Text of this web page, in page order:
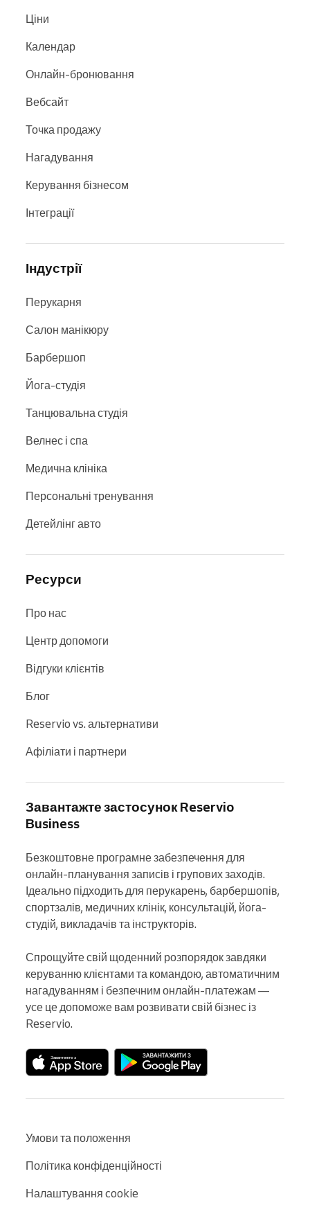
Ціни
Календар
Онлайн-бронювання
Вебсайт
Точка продажу
Нагадування
Керування бізнесом
Інтеграції
Індустрії
Перукарня
Салон манікюру
Барбершоп
Йога-студія
Танцювальна студія
Велнес і спа
Медична клініка
Персональні тренування
Детейлінг авто
Ресурси
Про нас
Центр допомоги
Відгуки клієнтів
Блог
Reservio vs. альтернативи
Афіліати і партнери
Завантажте застосунок Reservio
Business
Безкоштовне програмне забезпечення для
онлайн-планування записів і групових заходів.
Ідеально підходить для перукарень, барбершопів,
спортзалів, медичних клінік, консультацій, йога-
студій, викладачів та інструкторів.
Спрощуйте свій щоденний розпорядок завдяки
керуванню клієнтами та командою, автоматичним
нагадуванням і безпечним онлайн-платежам —
усе це допоможе вам розвивати свій бізнес із
Reservio.
Умови та положення
Політика конфіденційності
Налаштування cookie